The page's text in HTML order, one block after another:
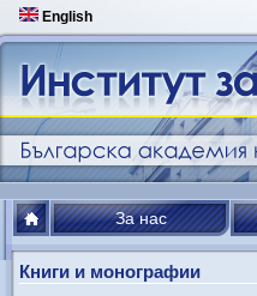
English
За нас
Книги и монографии